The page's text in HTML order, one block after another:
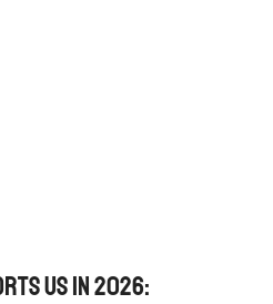
us in 2026: